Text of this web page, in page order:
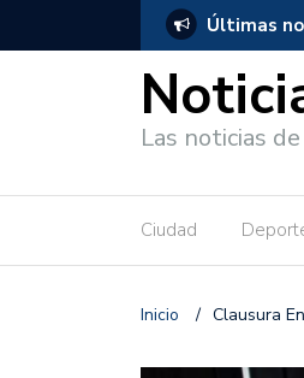
Últimas
salió de los separos sin lesiones
Las noticias
Ciudad
Inicio / Clausura